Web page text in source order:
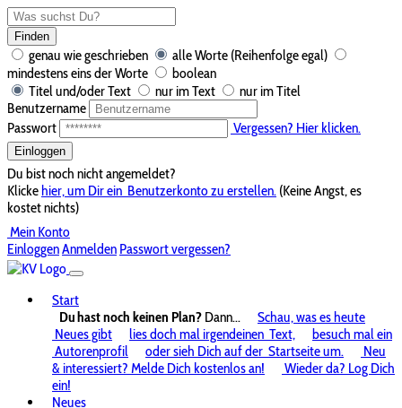
Finden
genau wie geschrieben
alle Worte (Reihenfolge egal)
mindestens eins der Worte
boolean
Titel und/oder Text
nur im Text
nur im Titel
Benutzername
Passwort
Vergessen? Hier klicken.
Einloggen
Du bist noch nicht angemeldet?
Klickehier, um Dir ein Benutzerkonto zu erstellen. (Keine Angst, es
kostet nichts)
Mein Konto
EinloggenAnmelden Passwort vergessen?
Start
Du hast noch keinen Plan? Dann...
Schau, was es heute
Neues gibt
lies doch mal irgendeinen Text,
besuch mal ein
Autorenprofil
oder sieh Dich auf der Startseite um.
Neu
& interessiert? Melde Dich kostenlos an!
Wieder da? Log Dich
ein!
Neues